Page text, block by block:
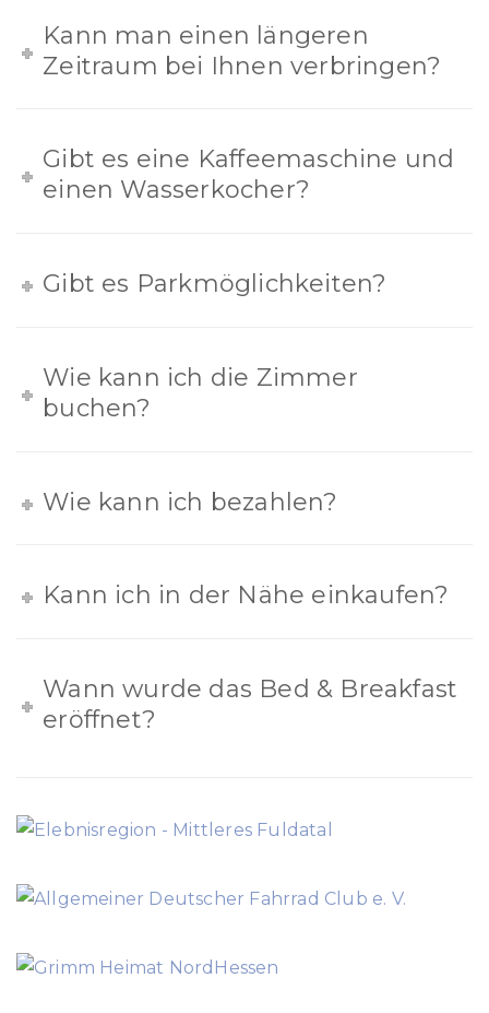
Kann man einen längeren
Zeitraum bei Ihnen verbringen?
Gibt es eine Kaffeemaschine und
einen Wasserkocher?
Gibt es Parkmöglichkeiten?
Wie kann ich die Zimmer
buchen?
Wie kann ich bezahlen?
Kann ich in der Nähe einkaufen?
Wann wurde das Bed & Breakfast
eröffnet?